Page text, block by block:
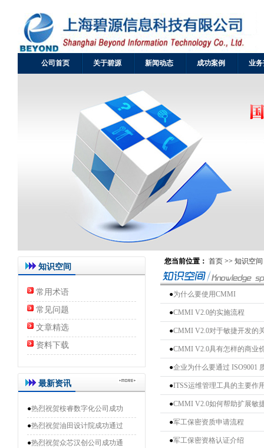
公司首页 关于碧源 新闻动态 成功案例 业
知识空间
常用术语
常见问题
文章精选
资料下载
最新资讯
●热烈祝贺桉睿数字化公司成功
●热烈祝贺油田设计院成功通过
●热烈祝贺众芯汉创公司成功通
您当前位置： 首页 >> 知识空间
●为什么要使用CMMI
●CMMI V2.0的实施流程
●CMMI V2.0对于敏捷开发的
●CMMI V2.0具有怎样的商业
●企业为什么要通过 ISO9001
●ITSS运维管理工具的主要作
●CMMI V2.0如何帮助扩展敏
●军工保密资质申请流程
●军工保密资格认证介绍